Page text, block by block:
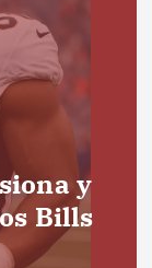
y
Bills